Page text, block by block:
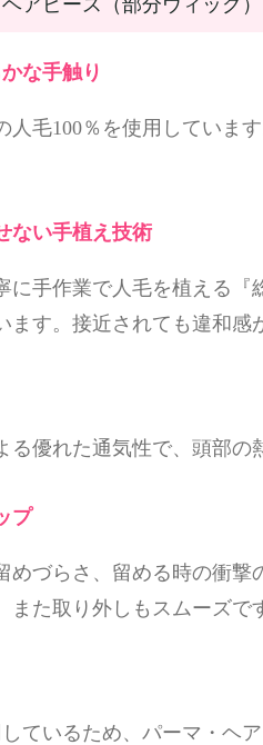
アピース（部分ウィッグ）
な手触り
人毛100％を使用していま
ない手植え技術
に手作業で人毛を植える
す。接近されても違和感
る優れた通気性で、頭部の
プ
めづらさ、留める時の衝
また取り外しもスムーズ
ているため、パーマ・ヘ